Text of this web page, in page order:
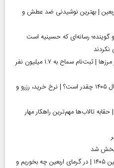
| بهترین نوشیدنی ضد عطش و
دو گوینده؛ رسانه‌ای که حسینیه است
آغاز رسمی برنامه‌های اربعین ۱۴۰۵ در مرز‌ها | ثبت‌نام سماح به ۱.۷ میلیون نفر
قیمت قبر در بهشت زهرا (س) در سال ۱۴۰۵ چقدر است؟ | نرخ خرید، رزرو و
تالاب‌ها مهم‌ترین راهکار مهار
شد
توصیه‌های تغذیه‌ای برای زائران اربعین ۱۴۰۵ | در گرمای اربعین چه بخوریم و